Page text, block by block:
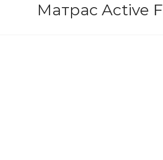
Матрас Active F